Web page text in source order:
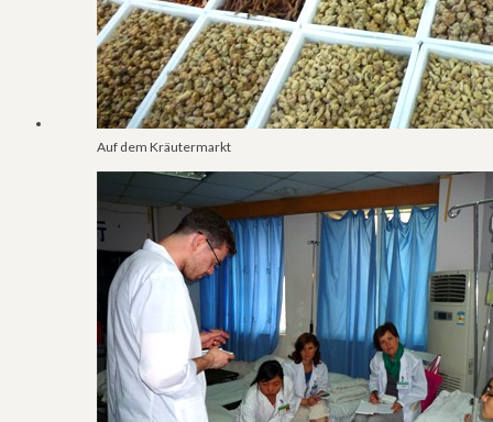
Auf dem Kräutermarkt